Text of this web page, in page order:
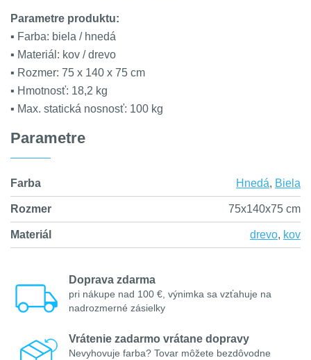
Parametre produktu:
▪ Farba: biela / hnedá
▪ Materiál: kov / drevo
▪ Rozmer: 75 x 140 x 75 cm
▪ Hmotnosť: 18,2 kg
▪ Max. statická nosnosť: 100 kg
Parametre
Farba Hnedá, Biela
Rozmer 75x140x75 cm
Materiál drevo, kov
Doprava zdarma
pri nákupe nad 100 €, výnimka sa vzťahuje na
nadrozmerné zásielky
Vrátenie zadarmo vrátane dopravy
Nevyhovuje farba? Tovar môžete bezdôvodne